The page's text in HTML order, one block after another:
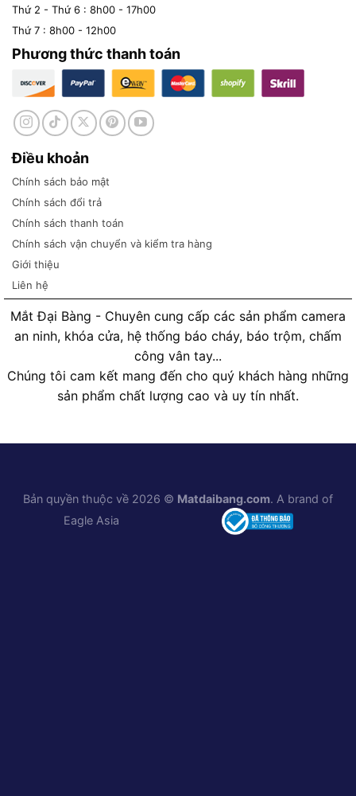
Thứ 2 - Thứ 6 : 8h00 - 17h00
Thứ 7 : 8h00 - 12h00
Phương thức thanh toán
Điều khoản
Chính sách bảo mật
Chính sách đổi trả
Chính sách thanh toán
Chính sách vận chuyển và kiểm tra hàng
Giới thiệu
Liên hệ
Mắt Đại Bàng - Chuyên cung cấp các sản phẩm camera
an ninh, khóa cửa, hệ thống báo cháy, báo trộm, chấm
công vân tay...
Chúng tôi cam kết mang đến cho quý khách hàng những
sản phẩm chất lượng cao và uy tín nhất.
Bản quyền thuộc về 2026 © Matdaibang.com. A brand of
Eagle Asia